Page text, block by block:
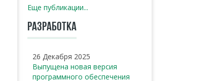
Еще публикации...
РАЗРАБОТКА
26 Декабря 2025
Выпущена новая версия
программного обеспечения